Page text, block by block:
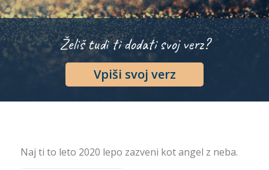
Želiš tudi ti dodati svoj verz?
Vpiši svoj verz
Naj ti to leto 2020 lepo zazveni kot angel z neba.